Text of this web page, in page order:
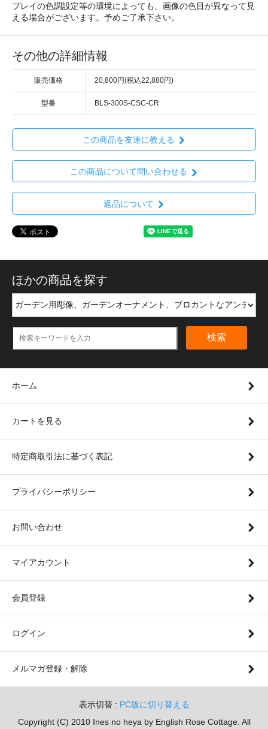
プレイの色調設定等の環境によっても、画像の色目が異なって見
える場合がございます。予めご了承下さい。
その他の詳細情報
販売価格 20,800円(税込22,880円)
型番 BLS-300S-CSC-CR
この商品を友達に教える
この商品について問い合わせる
返品について
ほかの商品を探す
検索
ホーム
カートを見る
特定商取引法に基づく表記
プライバシーポリシー
お問い合わせ
マイアカウント
会員登録
ログイン
メルマガ登録・解除
表示切替 : PC版に切り替える
Copyright (C) 2010 Ines no heya by English Rose Cottage. All